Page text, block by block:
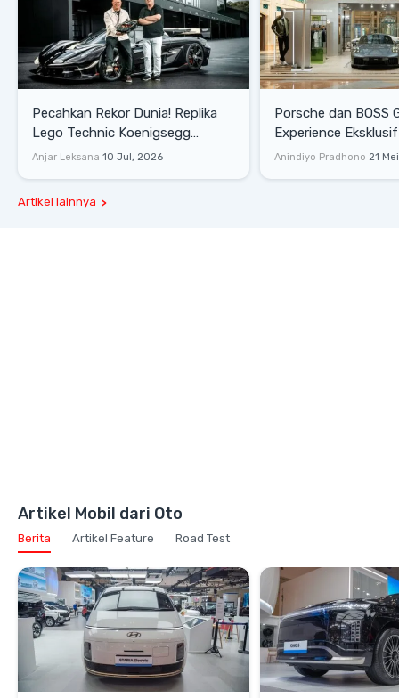
Pecahkan Rekor Dunia! Replika
Lego Technic Koenigsegg
Sadair's Spear Ukuran Asli Sukses
Anjar Leksana 10 Jul, 2026
Porsche dan BOSS
Experience
Senayan, Hadirkan
Anindiyo Pradhono 21
Artikel lainnya
Artikel Mobil dari Oto
Berita Artikel Feature Road Test